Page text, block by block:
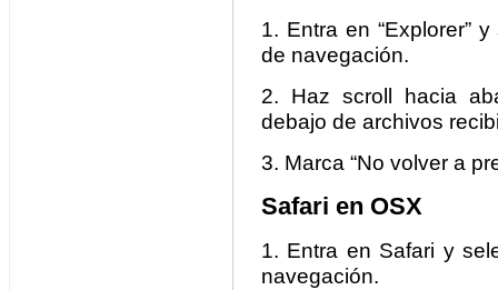
1. Entra en “Explorer”
de navegación.
2. Haz scroll hacia
debajo de archivos
3. Marca “No volver a
Safari en OSX
1. Entra en Safari y
navegación.